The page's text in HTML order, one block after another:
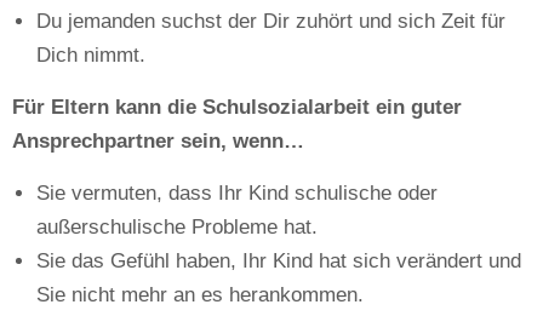
Du jemanden suchst der Dir zuhört und sich Zeit für
Dich nimmt.
Für Eltern kann die Schulsozialarbeit ein guter
Ansprechpartner sein, wenn…
Sie vermuten, dass Ihr Kind schulische oder
außerschulische Probleme hat.
Sie das Gefühl haben, Ihr Kind hat sich verändert und
Sie nicht mehr an es herankommen.